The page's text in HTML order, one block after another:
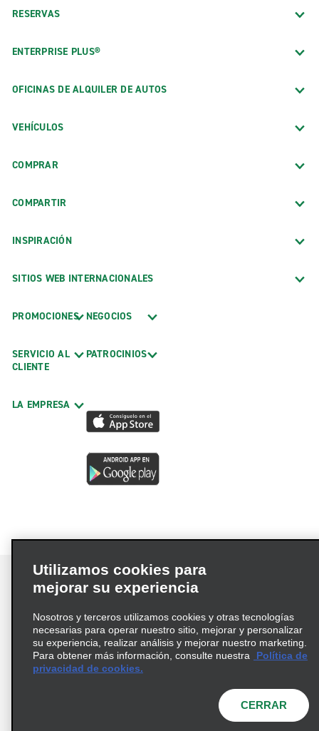
RESERVAS
ENTERPRISE PLUS®
OFICINAS DE ALQUILER DE AUTOS
VEHÍCULOS
COMPRAR
COMPARTIR
INSPIRACIÓN
SITIOS WEB INTERNACIONALES
PROMOCIONES
SERVICIO AL
CLIENTE
LA EMPRESA
NEGOCIOS
PATROCINIOS
Términos de uso
Política de privacidad
Política de cookies
Información de Salud del Consumidor
© 2026 Enterprise Holdings, Inc. Todos los derechos
Utilizamos cookies para
mejorar su experiencia
Nosotros y terceros utilizamos cookies y otras tecnologías
necesarias para operar nuestro sitio, mejorar y personalizar
su experiencia, realizar análisis y mejorar nuestro marketing.
Para obtener más información, consulte nuestra
Política de
privacidad de cookies.
CERRAR